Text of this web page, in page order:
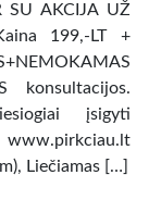
SU AKCIJA UŽ
199,-LT +
konsultacijos.
įsigyti
Liečiamas […]